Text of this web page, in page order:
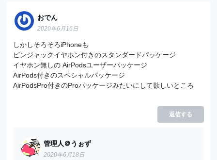
おでん
2020年6月16日
しかしそろそろiPhoneも
ピンジャックイヤホン付きのスタンダードパッケージ
イヤホン無しの AirPodsユーザーパッケージ
AirPods付きのスペシャルパッケージ
AirPodsPro付きのProパッケージみたいにして欲しいところ
返信する
管理人＠うぉず
2020年6月18日